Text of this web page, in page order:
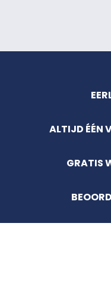
ALTIJD ÉÉN
GRATIS